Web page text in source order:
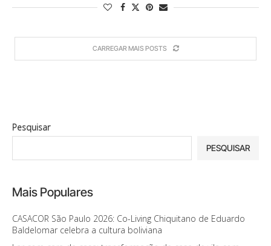
CARREGAR MAIS POSTS
Pesquisar
PESQUISAR
Mais Populares
CASACOR São Paulo 2026: Co-Living Chiquitano de Eduardo
Baldelomar celebra a cultura boliviana